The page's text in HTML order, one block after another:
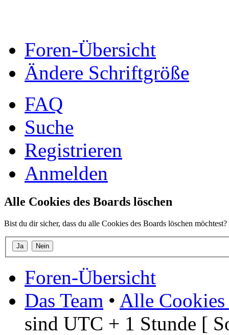
Foren-Übersicht
Ändere Schriftgröße
FAQ
Suche
Registrieren
Anmelden
Alle Cookies des Boards löschen
Bist du dir sicher, dass du alle Cookies des Boards löschen möchtest?
Foren-Übersicht
Das Team • Alle Cookies
sind UTC + 1 Stunde [